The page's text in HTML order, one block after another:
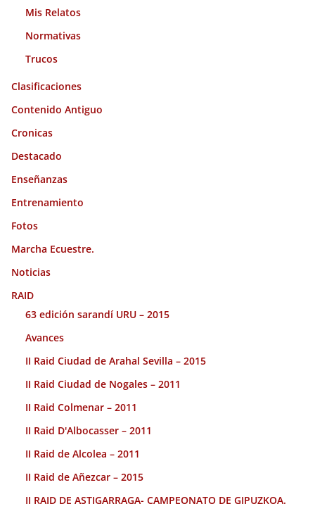
Mis Relatos
Normativas
Trucos
Clasificaciones
Contenido Antiguo
Cronicas
Destacado
Enseñanzas
Entrenamiento
Fotos
Marcha Ecuestre.
Noticias
RAID
63 edición sarandí URU – 2015
Avances
II Raid Ciudad de Arahal Sevilla – 2015
II Raid Ciudad de Nogales – 2011
II Raid Colmenar – 2011
II Raid D'Albocasser – 2011
II Raid de Alcolea – 2011
II Raid de Añezcar – 2015
II RAID DE ASTIGARRAGA- CAMPEONATO DE GIPUZKOA.